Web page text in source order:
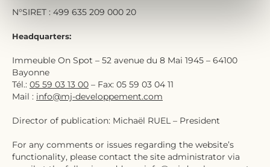
N°SIRET : 499 635 209 000 20
Headquarters:
Immeuble On Spot – 52 avenue du 8 Mai 1945 – 64100
Bayonne
Tél.: 05 59 03 13 00 – Fax: 05 59 03 04 11
Mail : info@mj-developpement.com
Director of publication: Michaël RUEL – President
For any comments or issues regarding the website’s
functionality, please contact the site administrator via